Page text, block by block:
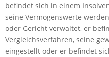
befindet sich in einem
seine Vermögenswerte
oder Gericht verwaltet, er
Vergleichsverfahren, seine
eingestellt oder er befindet